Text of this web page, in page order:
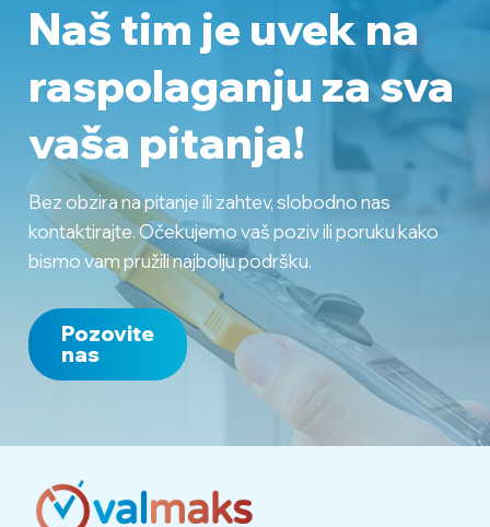
Naš tim je uvek na
raspolaganju za sva
vaša pitanja!
Bez obzira na pitanje ili zahtev, slobodno nas
kontaktirajte. Očekujemo vaš poziv ili poruku kako
bismo vam pružili najbolju podršku.
Pozovite
nas